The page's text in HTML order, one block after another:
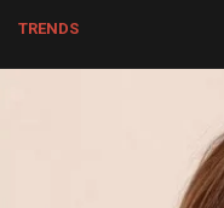
TRENDS